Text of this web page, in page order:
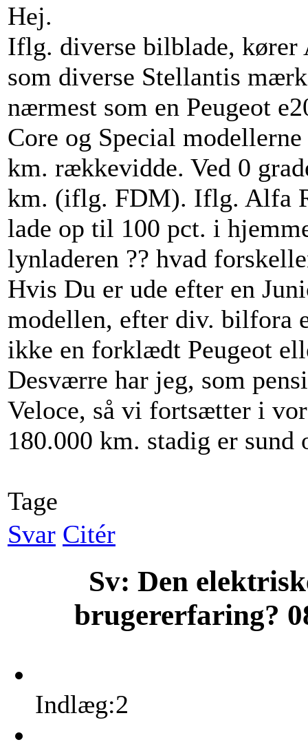
Hej.
Iflg. diverse bilblade, kører
som diverse Stellantis
nærmest som en Peugeot
Core og Special
km. rækkevidde. Ved 0
km. (iflg. FDM). Iflg. Alfa
lade op til 100 pct. i
lynladeren ?? hvad
Hvis Du er ude efter en
modellen, efter div. bilfora
ikke en forklædt Peugeot
Desværre har jeg, som
Veloce, så vi fortsætter i
180.000 km. stadig er sund
Tage
Svar Citér
Sv: Den
brugererfaring?
Indlæg:2